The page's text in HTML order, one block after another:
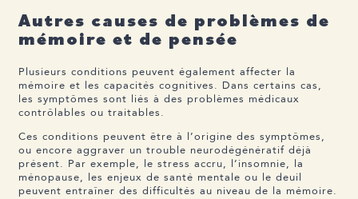
Autres causes de problèmes de
mémoire et de pensée
Plusieurs conditions peuvent également affecter la
mémoire et les capacités cognitives. Dans certains cas,
les symptômes sont liés à des problèmes médicaux
contrôlables ou traitables.
Ces conditions peuvent être à l’origine des symptômes,
ou encore aggraver un trouble neurodégénératif déjà
présent. Par exemple, le stress accru, l’insomnie, la
ménopause, les enjeux de santé mentale ou le deuil
peuvent entraîner des difficultés au niveau de la mémoire.